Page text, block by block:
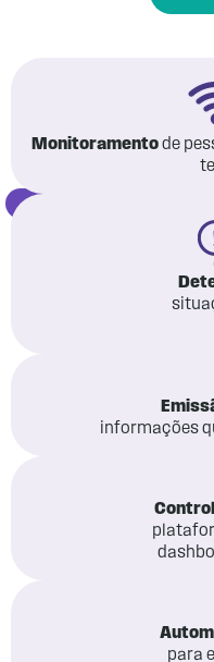
Monitoramentode
informações
para